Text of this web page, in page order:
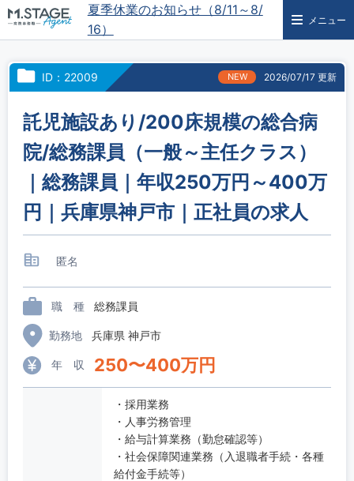
夏季休業のお知らせ（8/11～8/
16）
メニュー
ID：22009 NEW 2026/07/17 更新
託児施設あり/200床規模の総合病
院/総務課員（一般～主任クラス）
｜総務課員｜年収250万円～400万
円｜兵庫県神戸市｜正社員の求人
匿名
職 種 総務課員
勤務地 兵庫県 神戸市
年 収 250〜400万円
・採用業務
・人事労務管理
・給与計算業務（勤怠確認等）
・社会保障関連業務（入退職者手続・各種
給付金手続等）